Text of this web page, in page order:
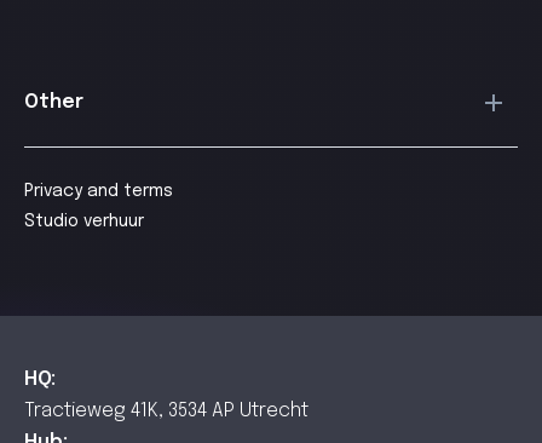
Other
Privacy and terms
Studio verhuur
HQ:
Tractieweg 41K, 3534 AP Utrecht